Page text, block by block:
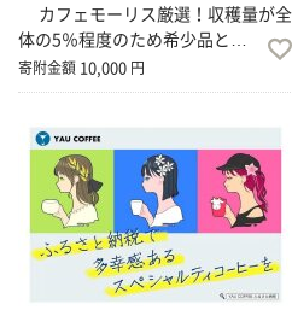
カフェモーリス厳選！収穫量が全
体の5％程度のため希少品と…
寄附金額 10,000 円